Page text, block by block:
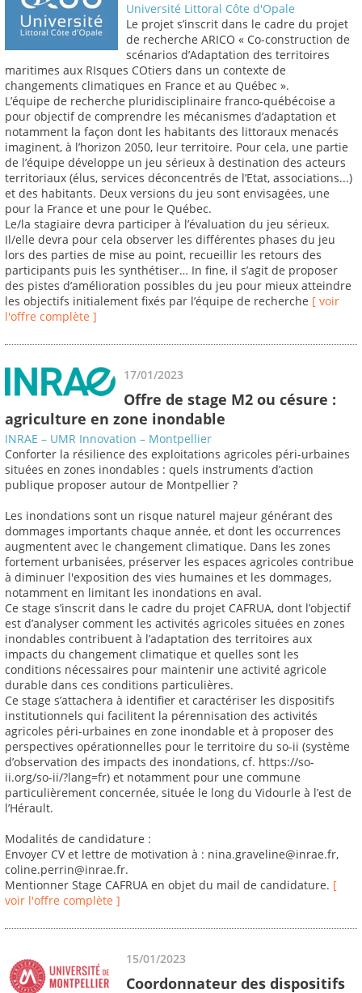
Université Littoral Côte d'Opale
Le projet s’inscrit dans le cadre du projet
de recherche ARICO « Co-construction de
scénarios d’Adaptation des territoires
maritimes aux RIsques COtiers dans un contexte de
changements climatiques en France et au Québec ».
L’équipe de recherche pluridisciplinaire franco-québécoise a
pour objectif de comprendre les mécanismes d’adaptation et
notamment la façon dont les habitants des littoraux menacés
imaginent, à l’horizon 2050, leur territoire. Pour cela, une partie
de l’équipe développe un jeu sérieux à destination des acteurs
territoriaux (élus, services déconcentrés de l’Etat, associations...)
et des habitants. Deux versions du jeu sont envisagées, une
pour la France et une pour le Québec.
Le/la stagiaire devra participer à l’évaluation du jeu sérieux.
Il/elle devra pour cela observer les différentes phases du jeu
lors des parties de mise au point, recueillir les retours des
participants puis les synthétiser… In fine, il s’agit de proposer
des pistes d’amélioration possibles du jeu pour mieux atteindre
les objectifs initialement fixés par l’équipe de recherche [ voir
l'offre complète ]
17/01/2023
Offre de stage M2 ou césure :
agriculture en zone inondable
INRAE – UMR Innovation – Montpellier
Conforter la résilience des exploitations agricoles péri-urbaines
situées en zones inondables : quels instruments d’action
publique proposer autour de Montpellier ?
Les inondations sont un risque naturel majeur générant des
dommages importants chaque année, et dont les occurrences
augmentent avec le changement climatique. Dans les zones
fortement urbanisées, préserver les espaces agricoles contribue
à diminuer l'exposition des vies humaines et les dommages,
notamment en limitant les inondations en aval.
Ce stage s’inscrit dans le cadre du projet CAFRUA, dont l’objectif
est d’analyser comment les activités agricoles situées en zones
inondables contribuent à l’adaptation des territoires aux
impacts du changement climatique et quelles sont les
conditions nécessaires pour maintenir une activité agricole
durable dans ces conditions particulières.
Ce stage s’attachera à identifier et caractériser les dispositifs
institutionnels qui facilitent la pérennisation des activités
agricoles péri-urbaines en zone inondable et à proposer des
perspectives opérationnelles pour le territoire du so-ii (système
d’observation des impacts des inondations, cf. https://so-
ii.org/so-ii/?lang=fr) et notamment pour une commune
particulièrement concernée, située le long du Vidourle à l’est de
l’Hérault.
Modalités de candidature :
Envoyer CV et lettre de motivation à : nina.graveline@inrae.fr,
coline.perrin@inrae.fr.
Mentionner Stage CAFRUA en objet du mail de candidature. [
voir l'offre complète ]
15/01/2023
Coordonnateur des dispositifs